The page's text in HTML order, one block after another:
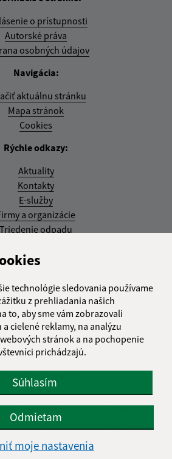
technológie sledovania používame
z prehliadania našich
to, aby sme vám zobrazovali
cielené reklamy, na analýzu
stránok a na pochopenie
prichádzajú.
Súhlasím
Odmietam
moje nastavenia
o prístupnosti
Autorské práva
osobných údajov
Navigácia:
aktuálnu stránku
Mapa stránok
Cookies
Rýchle odkazy:
Aktuality
Kontakty
E-služby
a organizácie
Triedenie odpadu
Aktualizované:
RSS
Správca obsahu:
obsahu je Obec Kysak.
sJednotným dizajn manuálom
služieb.
webex.digital, s.r.o.
domény
spoločnosť webex.digital, s.r.o.